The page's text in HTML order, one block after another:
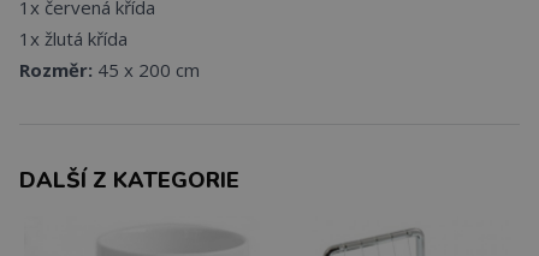
1x červená křída
1x žlutá křída
Rozměr: 45 x 200 cm
DALŠÍ Z KATEGORIE